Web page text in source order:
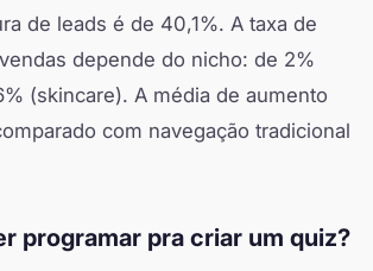
de leads é de 40,1%. A taxa de
depende do nicho: de 2%
(skincare). A média de aumento
com navegação tradicional
programar pra criar um quiz?